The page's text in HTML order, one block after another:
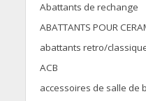
Abattants de rechange
ABATTANTS POUR
abattants retro/
ACB
accessoires de salle de